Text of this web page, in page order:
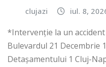
clujazi iul. 8,
*Intervenție la un
Bulevardul 21 Decembrie
Detașamentului 1 Cluj-